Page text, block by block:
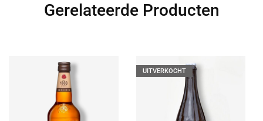
Gerelateerde Producten
UITVERKOCHT